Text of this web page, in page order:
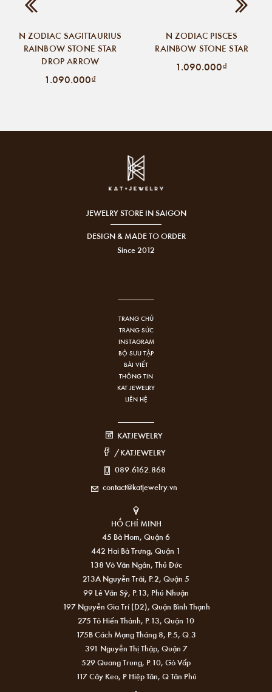
N ZODIAC SAGITTAURIUS
RAINBOW STONE STAR
DROP ARROW
1.090.000₫
N ZODIAC PISCES
RAINBOW STONE STAR
1.090.000₫
JEWELRY STORE IN SAIGON
DESIGN & MADE TO ORDER
Since 2012
TRANG CHỦ
TRANG SỨC
INSTAGRAM
BỘ SƯU TẬP
BÀI VIẾT
THÔNG TIN
KAT JEWELRY
LIÊN HỆ
KATJEWELRY
/KATJEWELRY
089.6162.868
contact@katjewelry.vn
HỒ CHÍ MINH
45 Bà Hom, Quận 6
442 Hai Bà Trưng, Quận 1
138 Võ Văn Ngân, Thủ Đức
213A Nguyễn Trãi, P.2, Quận 5
99 Lê Văn Sỹ, P.13, Phú Nhuận
197 Nguyễn Gia Trí (D2), Quận Bình Thạnh
275 Tô Hiến Thành, P.13, Quận 10
175B Cách Mạng Tháng 8, P.5, Q.3
391 Nguyễn Thị Thập, Quận 7
529 Quang Trung, P.10, Gò Vấp
117 Cây Keo, P Hiệp Tân, Q Tân Phú